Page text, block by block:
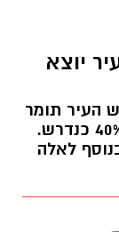
יוצא
העיר תומר
גלאם, לא עברו את אחוז החסימה, 40% כנדרש.
לאלה